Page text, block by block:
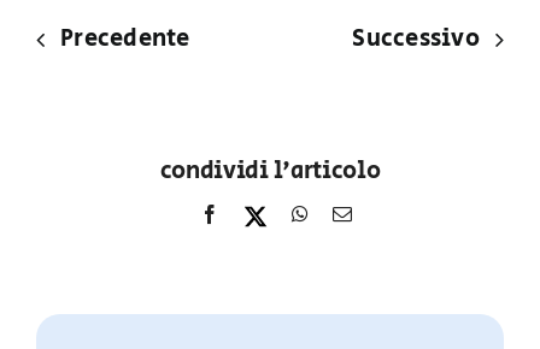
Precedente Successivo
condividi l'articolo